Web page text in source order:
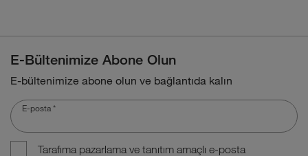
E-Bültenimize Abone Olun
E-bültenimize abone olun ve bağlantıda kalın
E-posta *
Tarafıma pazarlama ve tanıtım amaçlı e-posta